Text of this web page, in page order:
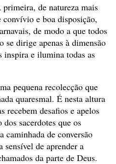
de natureza mais
e boa disposição,
de modo a que todos
se dirige apenas à dimensão
inspira e ilumina todas as
pequena recolecção que
quaresmal. É nesta altura
recebem desafios e apelos
sacerdotes que os
caminhada de conversão
sensível de aprender a
da parte de Deus.